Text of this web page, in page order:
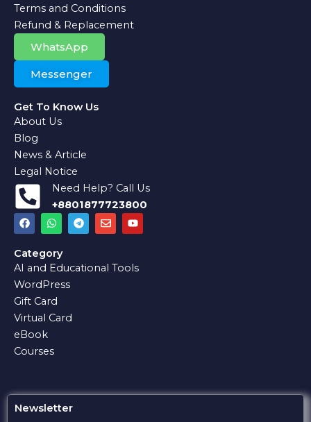
Terms and Conditions
Refund & Replacement
WhatsApp
Messenger
Get To Know Us
About Us
Blog
News & Article
Legal Notice
Need Help? Call Us
+8801877723800
F
a
c
e
b
o
o
k
W
h
a
t
s
a
p
p
T
e
l
r
E
n
v
o
Y
o
u
b
Category
AI and Educational Tools
WordPress
Gift Card
Virtual Card
eBook
Courses
Newsletter